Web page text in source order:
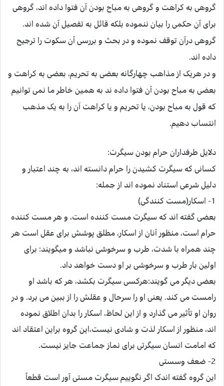
گروهی به کراهت و گروهی به مباح بودن آن فتوا داده اند، گروهی
برای آن حکمی را بیان ننموده بلکه قائل به تفصیل آن شده اند.
گروهی درآن توقف نموده و در بحث و بررسی آن سکوت را ترجیح
داده اند.
و در هریک از مذاهب چهارگانه بعضی به تحریم، بعضی به کراهت و
بعضی به مباح بودن آن فتوا داده ند به همین خاطر ما نمی توانیم
که قول به مباح بودن، یا تحریم و یا کراهت آن را به یک مذهب
انتساب دهیم.
دلایل طرفداران حرام بودن سیگرت:
کسانی که سیگرت کشیدن را حرام دانسته اند، به چند اعتبار و
دلیل شرعی استناد نموده اند از جمله:
1- اسکار(مست کنندگی)
بعضی گفته اند که سیگرت مست کننده است، و هر مست کننده
حرام است، منظور آنان از اسکار، مطلق پوشش برای عقل است هر
چند همراه با شدت، طرب و سرخوشی نباشد و میگویند: برای
اولین بار طرب و سرخوشی بر او دست خواهد داد.
بعضی دیگر می گویند:هرکسی سیگرت بکشد، هر که باشد او
رامست می کند. یعنی او را سرحال و عقلش را از ببین می برد. و در
روان او تأثیر می گذارد و از این لحاظ، اسکار را بدان اطلاق نموده
اند، منظور از اسکار لذت و شادی نیست،این گروه براین اعتقاد اند
که امامت انسان سیگرتی برای نماز جماعت جایز نیست.
2- ضعف وسستی
این گروه گفته اندک اگر نگوییم سیگرت مستی آور است قطعاً